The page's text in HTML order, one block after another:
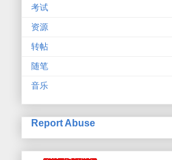
考试
资源
转帖
随笔
音乐
Report Abuse